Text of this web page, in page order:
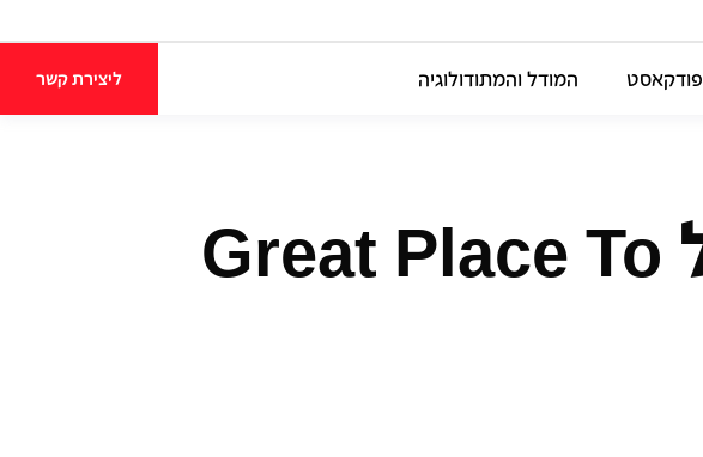
פודקאסט המודל והמתודולוגיה ליצירת קשר
הודעת פרטיות ואבטחה של Great Place To